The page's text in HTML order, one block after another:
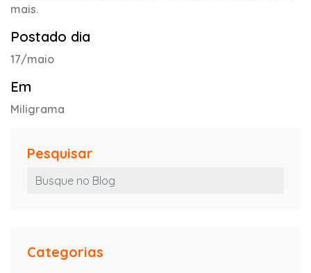
Postado dia
17/maio
Em
Miligrama
mais.
Pesquisar
Categorias